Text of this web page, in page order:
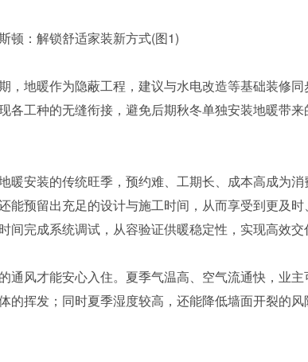
，地暖作为隐蔽工程，建议与水电改造等基础装修
各工种的无缝衔接，避免后期秋冬单独安装地暖带
暖安装的传统旺季，预约难、工期长、成本高成为
能预留出充足的设计与施工时间，从而享受到更及
间完成系统调试，从容验证供暖稳定性，实现高效交
通风才能安心入住。夏季气温高、空气流通快，业主
的挥发；同时夏季湿度较高，还能降低墙面开裂的